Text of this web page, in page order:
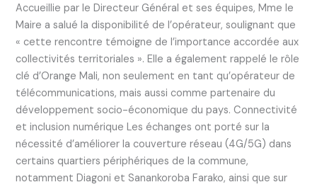
Accueillie par le Directeur Général et ses équipes, Mme le
Maire a salué la disponibilité de l’opérateur, soulignant que
« cette rencontre témoigne de l’importance accordée aux
collectivités territoriales ». Elle a également rappelé le rôle
clé d’Orange Mali, non seulement en tant qu’opérateur de
télécommunications, mais aussi comme partenaire du
développement socio-économique du pays. Connectivité
et inclusion numérique Les échanges ont porté sur la
nécessité d’améliorer la couverture réseau (4G/5G) dans
certains quartiers périphériques de la commune,
notamment Diagoni et Sanankoroba Farako, ainsi que sur